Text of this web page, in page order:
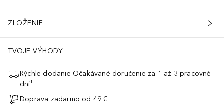
ZLOŽENIE
TVOJE VÝHODY
Rýchle dodanie Očakávané doručenie za 1 až 3 pracovné
dni¹
Doprava zadarmo od 49 €